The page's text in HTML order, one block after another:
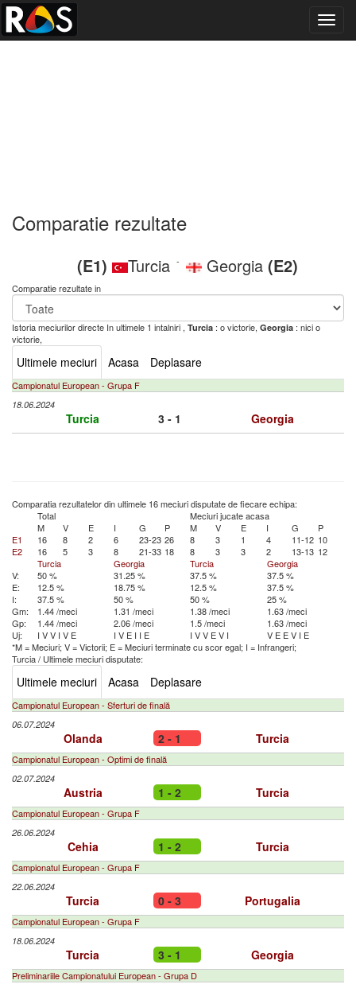
Comparatie rezultate
(E1) Turcia - Georgia (E2)
Comparatie rezultate in
Istoria meciurilor directe In ultimele 1 intalniri , Turcia : o victorie, Georgia : nici o
victorie,
Ultimele meciuri Acasa Deplasare
Campionatul European - Grupa F
18.06.2024
Turcia 3 - 1 Georgia
Comparatia rezultatelor din ultimele 16 meciuri disputate de fiecare echipa:
Total
Meciuri jucate acasa
M
V E I G P M V E I G
P
E1
16 8 2 6 23-23 26 8 3 1 4 11-12 10
E2
16 5 3 8 21-33 18 8 3 3 2 13-13 12
Turcia
Georgia Turcia
Georgia
V:
50 % 31.25 % 37.5 %
37.5 %
E:
12.5 % 18.75 % 12.5 %
37.5 %
I:
37.5 % 50 % 50 %
25 %
Gm:
1.44 /meci 1.31 /meci 1.38 /meci
1.63 /meci
Gp:
1.44 /meci 2.06 /meci 1.5 /meci
1.63 /meci
Uj:
I VV I V E I V E I I E I VV EV I V E EV I E
*M = Meciuri; V = Victorii; E = Meciuri terminate cu scor egal; I = Infrangeri;
Turcia/ Ultimele meciuri disputate:
Ultimele meciuri Acasa Deplasare
Campionatul European - Sferturi de finală
06.07.2024
Olanda 2 - 1 Turcia
Campionatul European - Optimi de finală
02.07.2024
Austria 1 - 2 Turcia
Campionatul European - Grupa F
26.06.2024
Cehia 1 - 2 Turcia
Campionatul European - Grupa F
22.06.2024
Turcia 0 - 3 Portugalia
Campionatul European - Grupa F
18.06.2024
Turcia 3 - 1 Georgia
Preliminariile Campionatului European - Grupa D